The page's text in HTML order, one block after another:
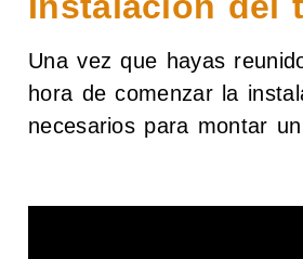
Una vez que hayas
hora de comenzar la
necesarios para montar